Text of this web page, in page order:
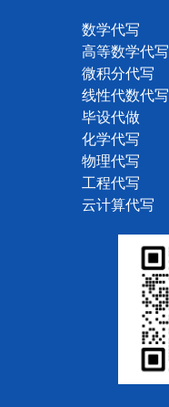
数学代写
高等数学代写
微积分代写
线性代数代写
毕设代做
化学代写
物理代写
工程代写
云计算代写